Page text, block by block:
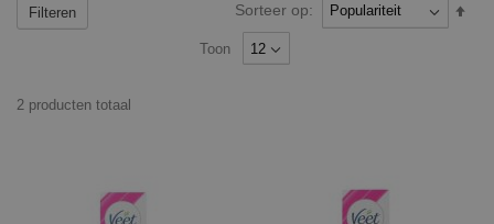
Toon
Sorteer op:
2 producten totaal
Filteren